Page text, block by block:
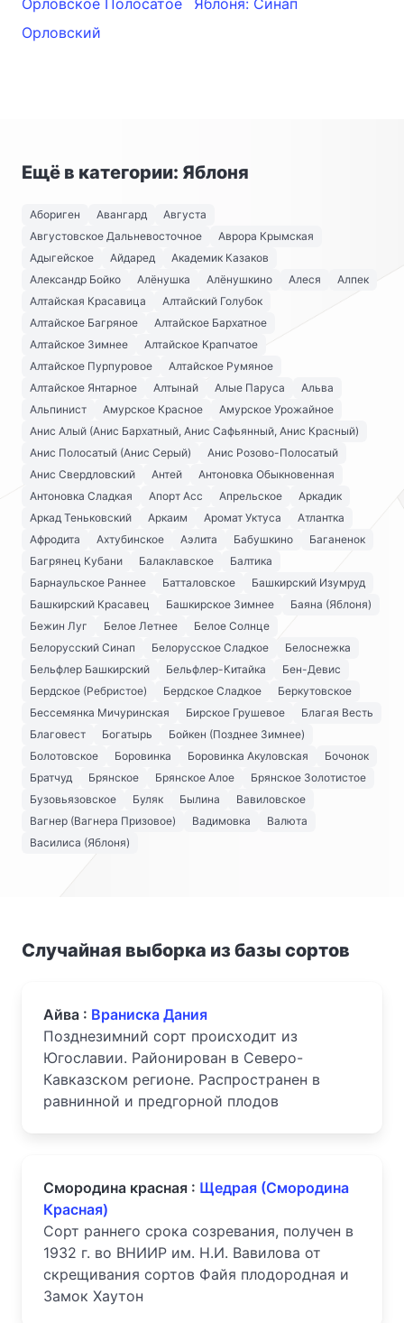
Орловское Полосатое
Яблоня: Синап
Орловский
Ещё в категории: Яблоня
Абориген Авангард
Августа
Августовское Дальневосточное
Аврора Крымская
Адыгейское
Айдаред
Академик Казаков
Александр Бойко
Алёнушка Алёнушкино Алеся
Алпек
Алтайская Красавица
Алтайский Голубок
Алтайское Багряное
Алтайское Бархатное
Алтайское Зимнее
Алтайское Крапчатое
Алтайское Пурпуровое
Алтайское Румяное
Алтайское Янтарное
Алтынай Алые Паруса
Альва
Альпинист
Амурское Красное
Амурское Урожайное
Анис Алый (Анис Бархатный, Анис Сафьянный, Анис Красный)
Анис Полосатый (Анис Серый)
Анис Розово-Полосатый
Анис Свердловский
Антей
Антоновка Обыкновенная
Антоновка Сладкая
Апорт Асс Апрельское
Аркадик
Аркад Теньковский
Аркаим Аромат Уктуса
Атлантка
Афродита
Ахтубинское Аэлита Бабушкино
Баганенок
Багрянец Кубани
Балаклавское
Балтика
Барнаульское Раннее
Батталовское
Башкирский Изумруд
Башкирский Красавец
Башкирское Зимнее
Баяна (Яблоня)
Бежин Луг
Белое Летнее
Белое Солнце
Белорусский Синап
Белорусское Сладкое
Белоснежка
Бельфлер Башкирский
Бельфлер-Китайка
Бен-Девис
Бердское (Ребристое)
Бердское Сладкое
Беркутовское
Бессемянка Мичуринская
Бирское Грушевое
Благая Весть
Благовест
Богатырь
Бойкен (Позднее Зимнее)
Болотовское
Боровинка Боровинка Акуловская
Бочонок
Братчуд
Брянское Брянское Алое
Брянское Золотистое
Бузовьязовское
Буляк Былина
Вавиловское
Вагнер (Вагнера Призовое)
Вадимовка
Валюта
Василиса (Яблоня)
Случайная выборка из базы сортов
Айва : Враниска Дания
Позднезимний сорт происходит из
Югославии. Районирован в Северо-
Кавказском регионе. Распространен в
равнинной и предгорной плодов
Смородина красная : Щедрая (Смородина
Красная)
Сорт раннего срока созревания, получен в
1932 г. во ВНИИР им. Н.И. Вавилова от
скрещивания сортов Файя плодородная и
Замок Хаутон